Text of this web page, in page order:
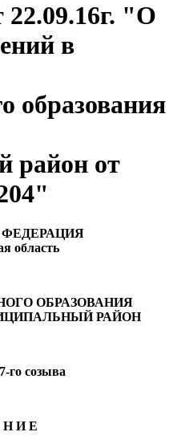
"О
в
образования
район от
область
ОБРАЗОВАНИЯ
РАЙОН
го созыва
И Е